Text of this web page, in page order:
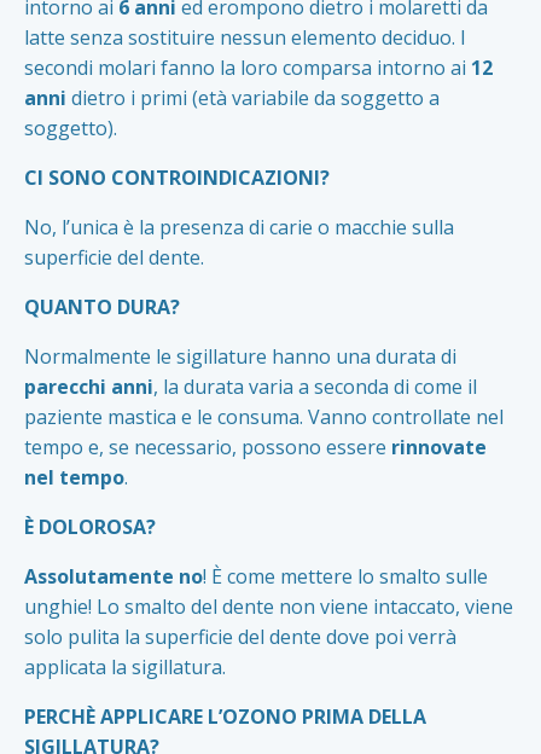
intorno ai 6 anni ed erompono dietro i molaretti da
latte senza sostituire nessun elemento deciduo. I
secondi molari fanno la loro comparsa intorno ai 12
anni dietro i primi (età variabile da soggetto a
soggetto).
CI SONO CONTROINDICAZIONI?
No, l’unica è la presenza di carie o macchie sulla
superficie del dente.
QUANTO DURA?
Normalmente le sigillature hanno una durata di
parecchi anni, la durata varia a seconda di come il
paziente mastica e le consuma. Vanno controllate nel
tempo e, se necessario, possono essere rinnovate
nel tempo.
È DOLOROSA?
Assolutamente no! È come mettere lo smalto sulle
unghie! Lo smalto del dente non viene intaccato, viene
solo pulita la superficie del dente dove poi verrà
applicata la sigillatura.
PERCHÈ APPLICARE L’OZONO PRIMA DELLA
SIGILLATURA?